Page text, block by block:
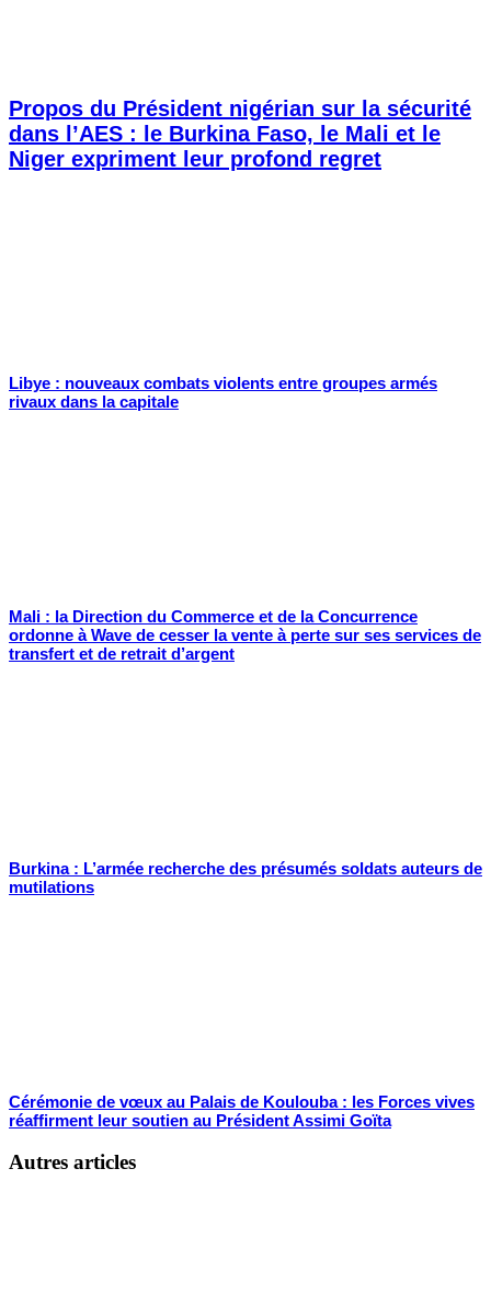
Propos du Président nigérian sur la sécurité
dans l’AES : le Burkina Faso, le Mali et le
Niger expriment leur profond regret
Libye : nouveaux combats violents entre groupes armés
rivaux dans la capitale
Mali : la Direction du Commerce et de la Concurrence
ordonne à Wave de cesser la vente à perte sur ses services de
transfert et de retrait d’argent
Burkina : L’armée recherche des présumés soldats auteurs de
mutilations
Cérémonie de vœux au Palais de Koulouba : les Forces vives
réaffirment leur soutien au Président Assimi Goïta
Autres articles